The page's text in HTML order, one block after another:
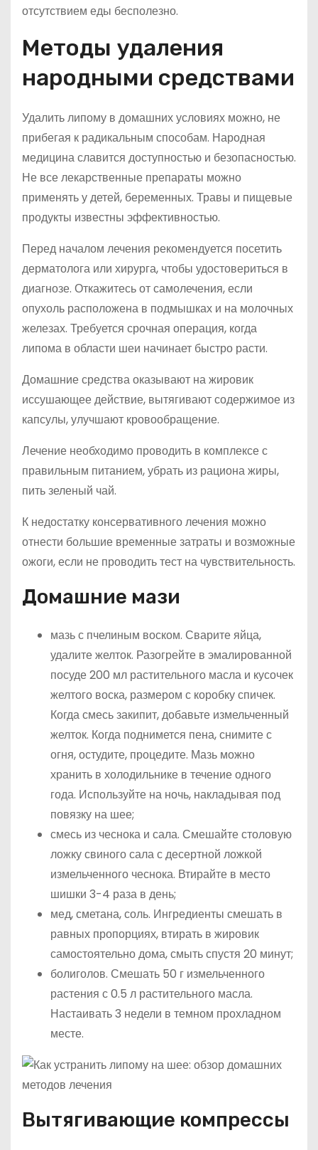
отсутствием еды бесполезно.
Методы удаления
народными средствами
Удалить липому в домашних условиях можно, не
прибегая к радикальным способам. Народная
медицина славится доступностью и безопасностью.
Не все лекарственные препараты можно
применять у детей, беременных. Травы и пищевые
продукты известны эффективностью.
Перед началом лечения рекомендуется посетить
дерматолога или хирурга, чтобы удостовериться в
диагнозе. Откажитесь от самолечения, если
опухоль расположена в подмышках и на молочных
железах. Требуется срочная операция, когда
липома в области шеи начинает быстро расти.
Домашние средства оказывают на жировик
иссушающее действие, вытягивают содержимое из
капсулы, улучшают кровообращение.
Лечение необходимо проводить в комплексе с
правильным питанием, убрать из рациона жиры,
пить зеленый чай.
К недостатку консервативного лечения можно
отнести большие временные затраты и возможные
ожоги, если не проводить тест на чувствительность.
Домашние мази
мазь с пчелиным воском. Сварите яйца,
удалите желток. Разогрейте в эмалированной
посуде 200 мл растительного масла и кусочек
желтого воска, размером с коробку спичек.
Когда смесь закипит, добавьте измельченный
желток. Когда поднимется пена, снимите с
огня, остудите, процедите. Мазь можно
хранить в холодильнике в течение одного
года. Используйте на ночь, накладывая под
повязку на шее;
смесь из чеснока и сала. Смешайте столовую
ложку свиного сала с десертной ложкой
измельченного чеснока. Втирайте в место
шишки 3-4 раза в день;
мед, сметана, соль. Ингредиенты смешать в
равных пропорциях, втирать в жировик
самостоятельно дома, смыть спустя 20 минут;
болиголов. Смешать 50 г измельченного
растения с 0.5 л растительного масла.
Настаивать 3 недели в темном прохладном
месте.
Вытягивающие компрессы